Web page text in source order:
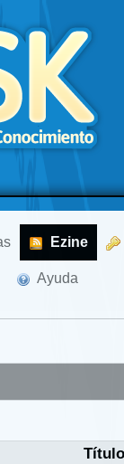
Ezine
Ayuda
Título